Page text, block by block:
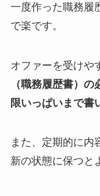
一度作った職務履
で楽です。
オファーを受けや
（職務履歴書）
限いっぱいまで書
また、定期的に内
新の状態に保つと